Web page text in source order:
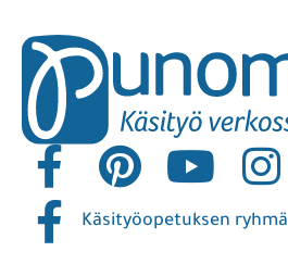
Käsityöopetuksen ryhmä